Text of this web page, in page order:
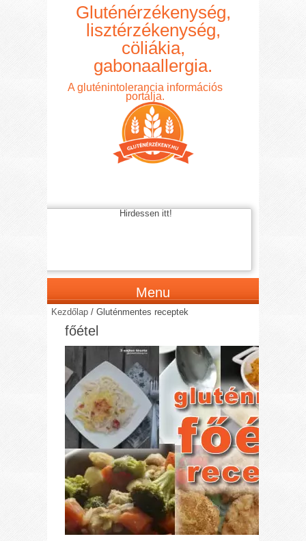
Gluténérzékenység,
lisztérzékenység,
cöliákia,
gabonaallergia.
A gluténintolerancia információs
portálja.
Hirdessen itt!
Menu
Kezdőlap /Gluténmentes receptek
főétel